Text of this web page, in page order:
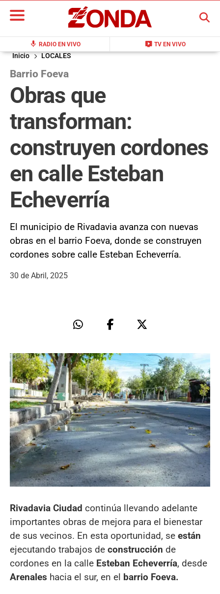
mic RADIO EN VIVO live_tv TV EN VIVO
BUSCAR
Inicio LOCALES
Barrio Foeva
Obras que
transforman:
construyen cordones
en calle Esteban
Echeverría
El municipio de Rivadavia avanza con nuevas
obras en el barrio Foeva, donde se construyen
cordones sobre calle Esteban Echeverría.
30 de Abril, 2025
Rivadavia Ciudad continúa llevando adelante
importantes obras de mejora para el bienestar
de sus vecinos. En esta oportunidad, se están
ejecutando trabajos de construcción de
cordones en la calle Esteban Echeverría, desde
Arenales hacia el sur, en el barrio Foeva.